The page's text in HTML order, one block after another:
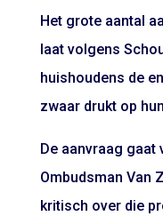
Het grote aantal
laat volgens
huishoudens de
zwaar drukt op
De aanvraag gaat
Ombudsman Van
kritisch over die